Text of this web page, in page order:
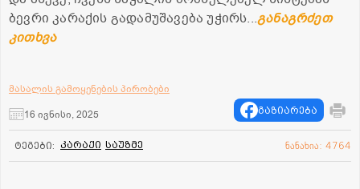
ბევრი კარაქის გადამუშავება უჭირს...განაგრძეთ
კითხვა
მასალის გამოყენების პირობები
16 ივნისი, 2025
გაზიარება
ტეგები: კარაქი საუზმე ნანახია: 4764